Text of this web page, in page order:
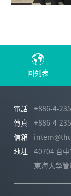
回列表
電話
+886-4-
傳真
+886-4-
信箱
地址
40704 台
東海大學